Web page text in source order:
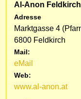
Al-Anon Feldkirch
Adresse
Marktgasse 4
6800 Feldkirch
Mail:
eMail
Web:
www.al-anon.at